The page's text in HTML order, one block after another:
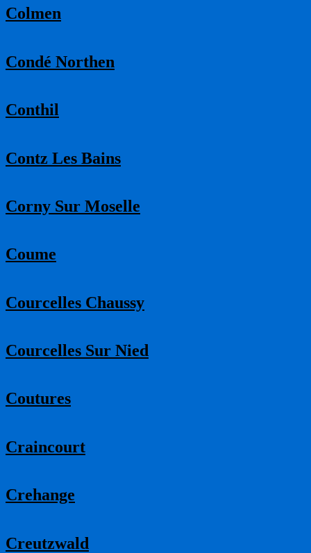
Colmen
Condé Northen
Conthil
Contz Les Bains
Corny Sur Moselle
Coume
Courcelles Chaussy
Courcelles Sur Nied
Coutures
Craincourt
Crehange
Creutzwald